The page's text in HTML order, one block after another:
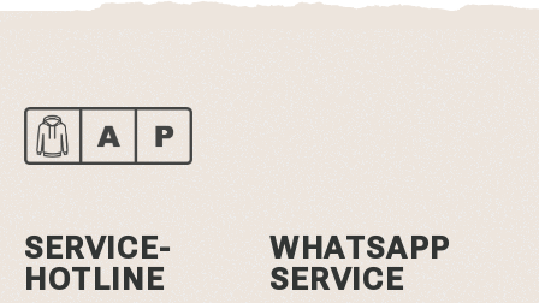
SERVICE-
HOTLINE
WHATSAPP
SERVICE